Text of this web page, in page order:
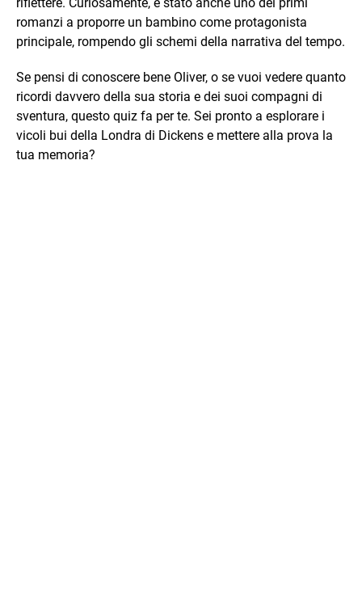
romanzi a proporre un bambino come protagonista
principale, rompendo gli schemi della narrativa del tempo.
Se pensi di conoscere bene Oliver, o se vuoi vedere quanto
ricordi davvero della sua storia e dei suoi compagni di
sventura, questo quiz fa per te. Sei pronto a esplorare i
vicoli bui della Londra di Dickens e mettere alla prova la
tua memoria?